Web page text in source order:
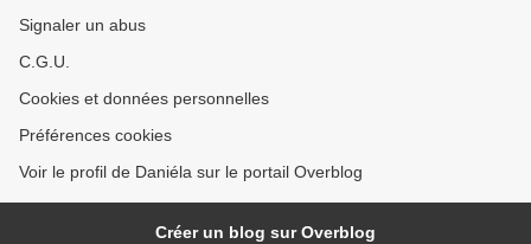
Signaler un abus
C.G.U.
Cookies et données personnelles
Préférences cookies
Voir le profil de Daniéla sur le portail Overblog
Créer un blog sur Overblog